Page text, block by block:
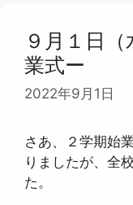
９月１日
業式ー
2022年9月1日
さあ、２学期始
りましたが、全
た。